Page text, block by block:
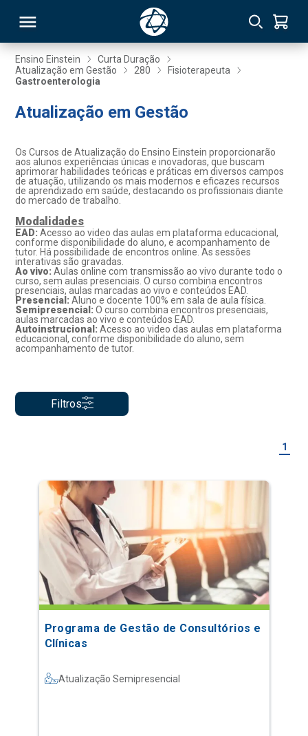
Ensino Einstein
Curta Duração
Atualização em Gestão
280
Fisioterapeuta
Gastroenterologia
Atualização em Gestão
Os Cursos de Atualização do Ensino Einstein proporcionarão
aos alunos experiências únicas e inovadoras, que buscam
aprimorar habilidades teóricas e práticas em diversos campos
de atuação, utilizando os mais modernos e eficazes recursos
de aprendizado em saúde, destacando os profissionais diante
do mercado de trabalho.
Modalidades
EAD:Acesso ao video das aulas em plataforma educacional,
conforme disponibilidade do aluno, e acompanhamento de
tutor. Há possibilidade de encontros online. As sessões
interativas são gravadas.
Ao vivo: Aulas online com transmissão ao vivo durante todo o
curso, sem aulas presenciais. O curso combina encontros
presenciais, aulas marcadas ao vivo e conteúdos EAD.
Presencial:Aluno e docente 100% em sala de aula física.
Semipresencial:O curso combina encontros presenciais,
aulas marcadas ao vivo e conteúdos EAD.
Autoinstrucional:Acesso ao video das aulas em plataforma
educacional, conforme disponibilidade do aluno, sem
acompanhamento de tutor.
Filtros
1
Programa de Gestão de Consultórios e
Clínicas
Atualização Semipresencial